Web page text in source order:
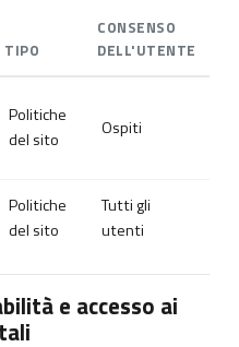
TIPO
CONSENSO
DELL'UTENTE
Politiche
del sito
Ospiti
Politiche
del sito
Tutti gli
utenti
e accesso ai